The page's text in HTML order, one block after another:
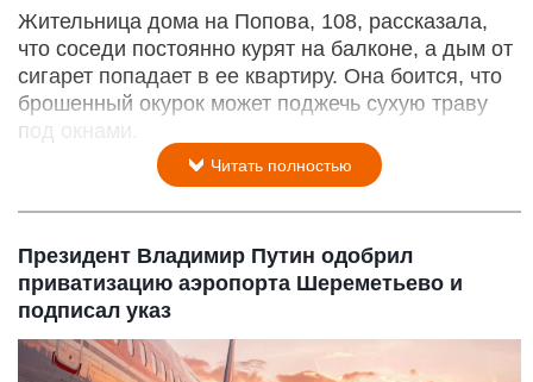
Жительница дома на Попова, 108, рассказала,
что соседи постоянно курят на балконе, а дым от
сигарет попадает в ее квартиру. Она боится, что
брошенный окурок может поджечь сухую траву
под окнами.
Читать полностью
Президент Владимир Путин одобрил
приватизацию аэропорта Шереметьево и
подписал указ